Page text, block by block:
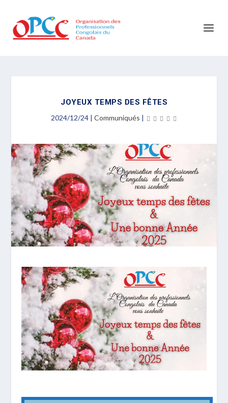
JOYEUX TEMPS DES FÊTES
2024/12/24 | Communiqués |